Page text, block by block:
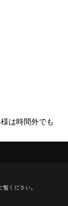
は時間外でも
覧ください。